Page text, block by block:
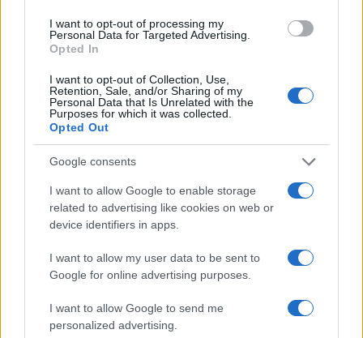
I want to opt-out of processing my
Personal Data for Targeted Advertising.
Opted In
I want to opt-out of Collection, Use,
Retention, Sale, and/or Sharing of my
Personal Data that Is Unrelated with the
Purposes for which it was collected.
Opted Out
Google consents
I want to allow Google to enable storage
related to advertising like cookies on web or
device identifiers in apps.
I want to allow my user data to be sent to
Google for online advertising purposes.
I want to allow Google to send me
personalized advertising.